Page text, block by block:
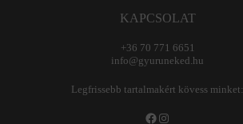
KAPCSOLAT
+36 70 771 6651
info@gyuruneked.hu
Legfrissebb tartalmakért kövess minket:
Facebook
Instagram